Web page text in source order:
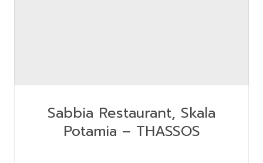
Sabbia Restaurant, Skala
Potamia – THASSOS